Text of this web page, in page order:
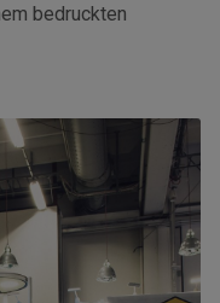
bedruckten